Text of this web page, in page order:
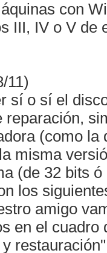
con
III, IV o V de
11)
sí o sí el
reparación,
(como la
misma
(de 32 bits ó
los
amigo
en el cuadro